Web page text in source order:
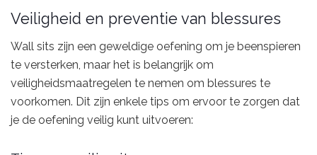
Veiligheid en preventie van blessures
Wall sits zijn een geweldige oefening om je beenspieren
te versterken, maar het is belangrijk om
veiligheidsmaatregelen te nemen om blessures te
voorkomen. Dit zijn enkele tips om ervoor te zorgen dat
je de oefening veilig kunt uitvoeren: